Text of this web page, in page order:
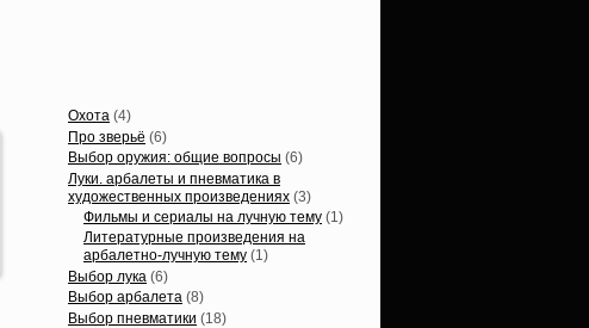
Охота (4)
Про зверьё (6)
Выбор оружия: общие вопросы (6)
Луки. арбалеты и пневматика в
художественных произведениях (3)
Фильмы и сериалы на лучную тему (1)
Литературные произведения на
арбалетно-лучную тему (1)
Выбор лука (6)
Выбор арбалета (8)
Выбор пневматики (18)